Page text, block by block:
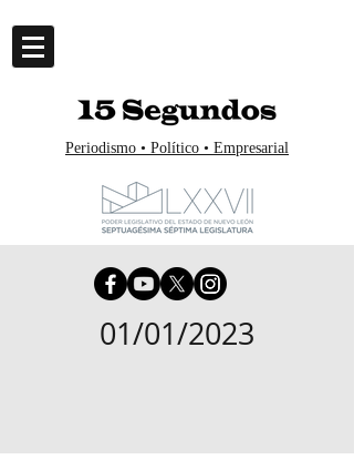
Periodismo • Político • Empresarial
01/01/2023